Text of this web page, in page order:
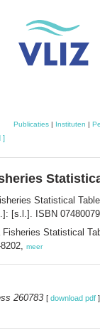
Publicaties | Instituten |
]
Statistical
[s.l.]. ISBN
Statistical
meer
260783 [ download pdf ]